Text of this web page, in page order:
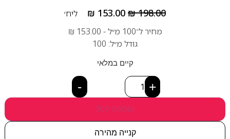
₪198.00
₪ 153.00
ליח׳
מחיר ל־100 מ״ל -
₪ 153.00
גודל מ״ל: 100
קיים במלאי
- +
הוספה לסל
קנייה מהירה